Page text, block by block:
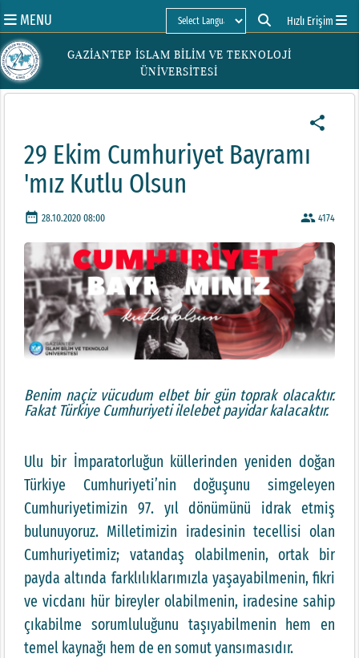
MENU
Powered by
Hızlı Erişim
GAZİANTEP İSLAM BİLİM VE TEKNOLOJİ
ÜNİVERSİTESİ
share
29 Ekim Cumhuriyet Bayramı
'mız Kutlu Olsun
date_range 28.10.2020 08:00 people 4174
Benim naçiz vücudum elbet bir gün toprak olacaktır.
Fakat Türkiye Cumhuriyeti ilelebet payidar kalacaktır.
Ulu bir İmparatorluğun küllerinden yeniden doğan
Türkiye Cumhuriyeti’nin doğuşunu simgeleyen
Cumhuriyetimizin 97. yıl dönümünü idrak etmiş
bulunuyoruz. Milletimizin iradesinin tecellisi olan
Cumhuriyetimiz; vatandaş olabilmenin, ortak bir
payda altında farklılıklarımızla yaşayabilmenin, fikri
ve vicdanı hür bireyler olabilmenin, iradesine sahip
çıkabilme sorumluluğunu taşıyabilmenin hem en
temel kaynağı hem de en somut yansımasıdır.